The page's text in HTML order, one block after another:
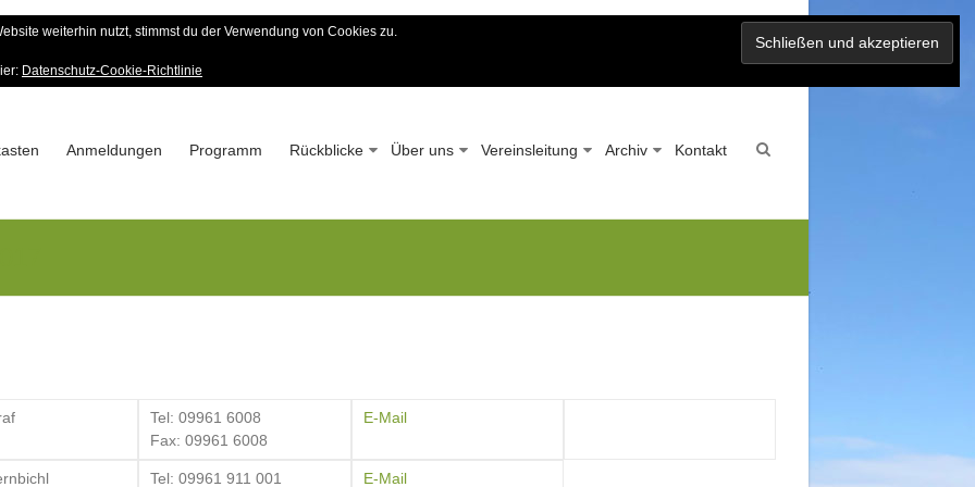
Wald-Verein
Seit 1963
Anmeldungen Programm Rückblicke Über uns Vereinsleitung Archiv Kontakt
Tel: 09961 6008
Fax: 09961 6008
E-Mail
Tel: 09961 911 001
E-Mail
weiterhin nutzt, stimmst du der Verwendung von Cookies zu.
Datenschutz-Cookie-Richtlinie